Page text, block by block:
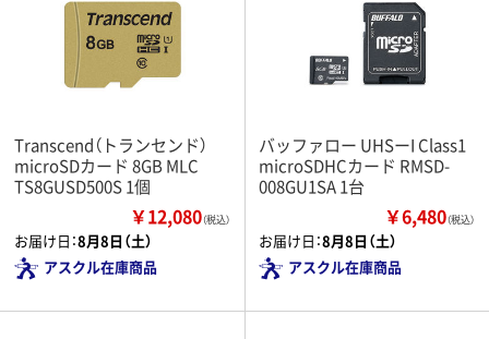
Transcend（トランセンド）
microSDカード 8GB MLC
TS8GUSD500S 1個
￥12,080（税込）
お届け日：8月8日（土）
アスクル在庫商品
バッファロー UHSーI Class1
microSDHCカード RMSD-
008GU1SA 1台
￥6,480（税込）
お届け日：8月8日（土）
アスクル在庫商品